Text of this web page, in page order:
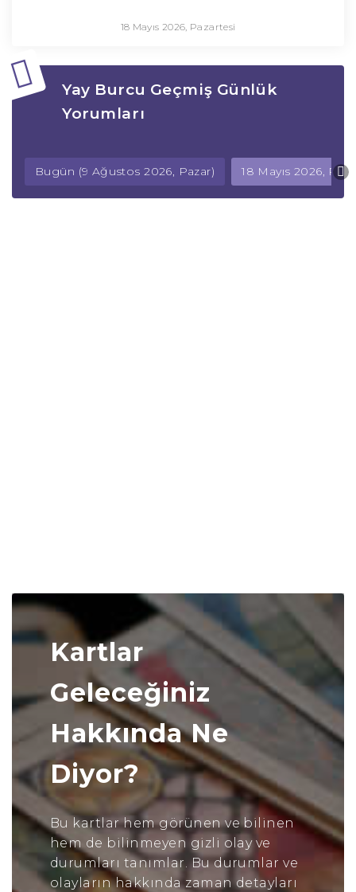
18 Mayıs 2026, Pazartesi
Yay Burcu Geçmiş Günlük
Yorumları
Bugün (9 Ağustos 2026, Pazar) 18 Mayıs 2026,
Kartlar
Geleceğiniz
Hakkında Ne
Diyor?
Bu kartlar hem görünen ve bilinen
hem de bilinmeyen gizli olay ve
durumları tanımlar. Bu durumlar ve
olayların hakkında zaman detayları